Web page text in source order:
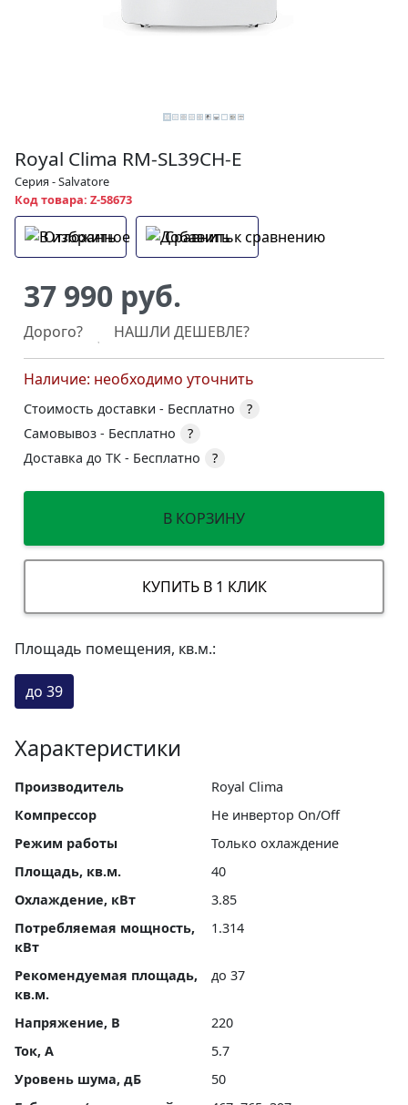
Royal Clima RM-SL39CH-E
Серия - Salvatore
Код товара: Z-58673
Отложить Сравнить
37 990 руб.
Дорого? НАШЛИ ДЕШЕВЛЕ?
Наличие: необходимо уточнить
Стоимость доставки - Бесплатно
?
Самовывоз - Бесплатно
?
Доставка до ТК - Бесплатно ?
В КОРЗИНУ
КУПИТЬ В 1 КЛИК
Площадь помещения, кв.м.:
до 39
Характеристики
Производитель
Royal Clima
Компрессор
Не инвертор On/Off
Режим работы
Только охлаждение
Площадь, кв.м.
40
Охлаждение, кВт
3.85
Потребляемая мощность,
кВт
1.314
Рекомендуемая площадь,
кв.м.
до 37
Напряжение, В
220
Ток, А
5.7
Уровень шума, дБ
50